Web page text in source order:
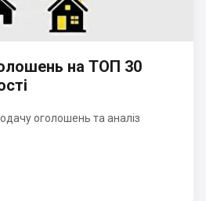
на ТОП 30
оголошень та аналіз